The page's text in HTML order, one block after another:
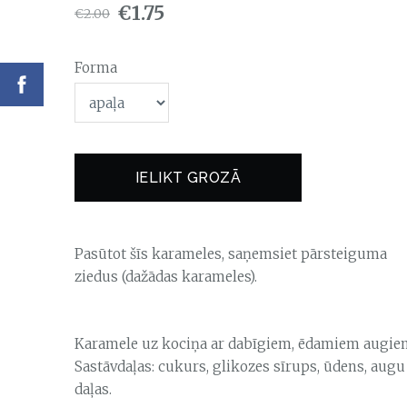
€2.00 €1.75
Forma
IELIKT GROZĀ
Pasūtot šīs karameles, saņemsiet pārsteiguma
ziedus (dažādas karameles).
Karamele uz kociņa ar dabīgiem, ēdamiem
Sastāvdaļas: cukurs, glikozes sīrups, ūdens, augu
daļas.